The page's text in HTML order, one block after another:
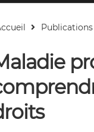
Publications